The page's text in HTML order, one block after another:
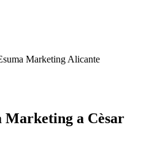
Marketing a Cèsar